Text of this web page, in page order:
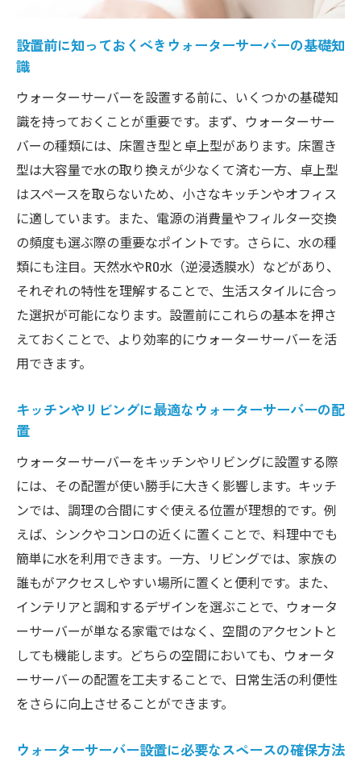
便性
健康維持に役立つ新鮮な水の供給
ウォーターサーバーがもたらすエコな生活
意外と簡単！ウォーターサーバー設置の流れと
ポイント
初心者でも安心の設置プロセス
ウォーターサーバーを選ぶ際の注意点
設置時に知っておくと便利なテクニック
ウォーターサーバー導入で得られる新しい生活
スタイル
ウォーターサーバーがもたらす日常の変化
家族みんなが使いやすいウォーターサーバ
インテリアとしても楽しめるデザイン
ウォーターサーバー設置で忙しい朝を効率よく
過ごす方法
朝の時間短縮に役立つウォーターサーバー
の活用法
忙しい朝をサポートするウォーターサーバ
ーの便利機能
ウォーターサーバーでスマートな朝のルー
チン
な使い方
設置前に知っておくべきウォーターサーバーの基礎知
識
ウォーターサーバーを設置する前に、いくつかの基礎知
識を持っておくことが重要です。まず、ウォーターサー
バーの種類には、床置き型と卓上型があります。床置き
型は大容量で水の取り換えが少なくて済む一方、卓上型
はスペースを取らないため、小さなキッチンやオフィス
に適しています。また、電源の消費量やフィルター交換
の頻度も選ぶ際の重要なポイントです。さらに、水の種
類にも注目。天然水やRO水（逆浸透膜水）などがあり、
それぞれの特性を理解することで、生活スタイルに合っ
た選択が可能になります。設置前にこれらの基本を押さ
えておくことで、より効率的にウォーターサーバーを活
用できます。
キッチンやリビングに最適なウォーターサーバーの配
置
ウォーターサーバーをキッチンやリビングに設置する際
には、その配置が使い勝手に大きく影響します。キッチ
ンでは、調理の合間にすぐ使える位置が理想的です。例
えば、シンクやコンロの近くに置くことで、料理中でも
簡単に水を利用できます。一方、リビングでは、家族の
誰もがアクセスしやすい場所に置くと便利です。また、
インテリアと調和するデザインを選ぶことで、ウォータ
ーサーバーが単なる家電ではなく、空間のアクセントと
しても機能します。どちらの空間においても、ウォータ
ーサーバーの配置を工夫することで、日常生活の利便性
をさらに向上させることができます。
ウォーターサーバー設置に必要なスペースの確保方法